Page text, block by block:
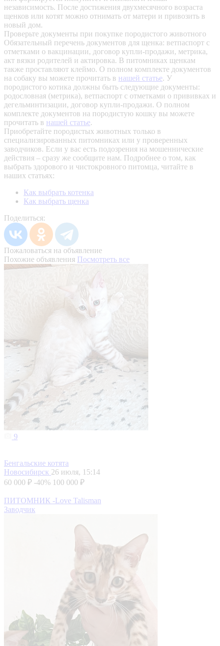
независимость. После достижения двухмесячного возраста
щенков или котят можно отнимать от матери и привозить в
новый дом.
Проверьте документы при покупке породистого животного
Обязательный перечень документов для щенка: ветпаспорт с
отметками о вакцинации, договор купли-продажи, метрика,
акт вязки родителей и актировка. В питомниках щенкам
также проставляют клеймо. О полном комплекте документов
на собаку вы можете прочитать в нашей статье. У
породистого котика должны быть следующие документы:
родословная (метрика), ветпаспорт с отметками о прививках и
дегельминтизации, договор купли-продажи. О полном
комплекте документов на породистую кошку вы можете
прочитать в нашей статье.
Приобретайте породистых животных только в
специализированных питомниках или у проверенных
заводчиков. Если у вас есть подозрения на мошеннические
действия – сразу же сообщите нам. Подробнее о том, как
выбрать здорового и чистокровного питомца, читайте в
наших статьях:
Как выбрать котенка
Как выбрать щенка
Поделиться:
Пожаловаться на объявление
Похожие объявления Посмотреть все
9
Бенгальские котята
Новосибирск 26 июля, 15:14
60 000 ₽ -40% 100 000 ₽
ПИТОМНИК -Love Talisman
Заводчик